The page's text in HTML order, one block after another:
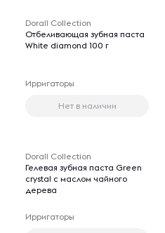
Dorall Collection
Отбеливающая зубная паста
White diamond 100 г
Ирригаторы
Нет в наличии
Dorall Collection
Гелевая зубная паста Green
crystal с маслом чайного
дерева
Ирригаторы